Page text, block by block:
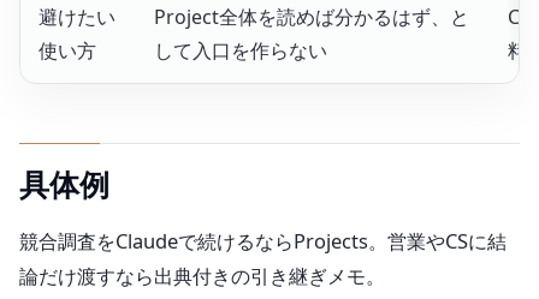
避けたい
使い方
Project全体を読めば分かるはず、と
して入口を作らない
料
具体例
競合調査をClaudeで続けるならProjects。営業やCSに結
論だけ渡すなら出典付きの引き継ぎメモ。